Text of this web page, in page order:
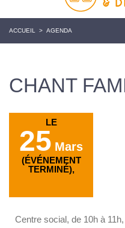
ACCUEIL > AGENDA
CHANT
LE
25 Mars
(ÉVÉNEMENT
TERMINÉ),
Centre social, de 10h à